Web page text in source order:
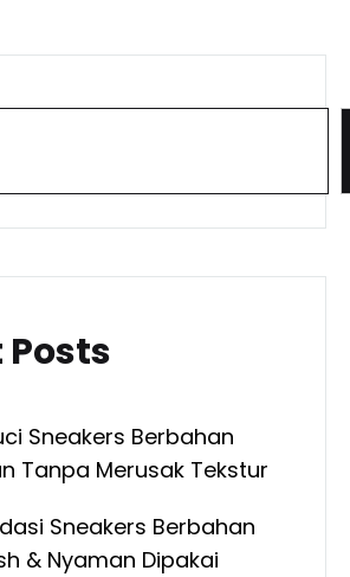
Posts
Sneakers Berbahan
Tanpa Merusak Tekstur
Sneakers Berbahan
& Nyaman Dipakai